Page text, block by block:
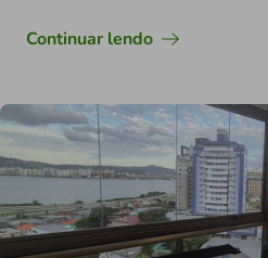
Continuar lendo